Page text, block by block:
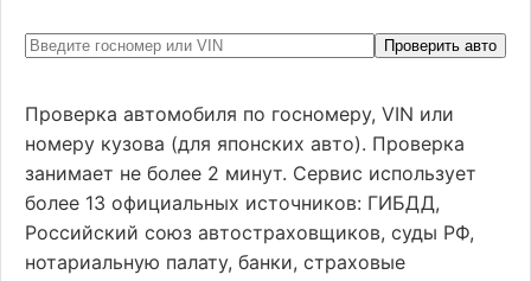
Проверить авто
Проверка автомобиля по госномеру, VIN или
номеру кузова (для японских авто). Проверка
занимает не более 2 минут. Сервис использует
более 13 официальных источников: ГИБДД,
Российский союз автостраховщиков, суды РФ,
нотариальную палату, банки, страховые